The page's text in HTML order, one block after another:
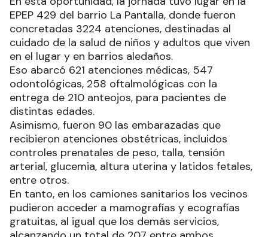
concretadas 3224 atenciones, destinadas al
cuidado de la salud de niños y adultos que viven
en el lugar y en barrios aledaños.
Eso abarcó 621 atenciones médicas, 547
odontológicas, 258 oftalmológicas con la
entrega de 210 anteojos, para pacientes de
distintas edades.
Asimismo, fueron 90 las embarazadas que
recibieron atenciones obstétricas, incluidos
controles prenatales de peso, talla, tensión
arterial, glucemia, altura uterina y latidos fetales,
entre otros.
En tanto, en los camiones sanitarios los vecinos
pudieron acceder a mamografías y ecografías
gratuitas, al igual que los demás servicios,
alcanzando un total de 207 entre ambos
estudios.